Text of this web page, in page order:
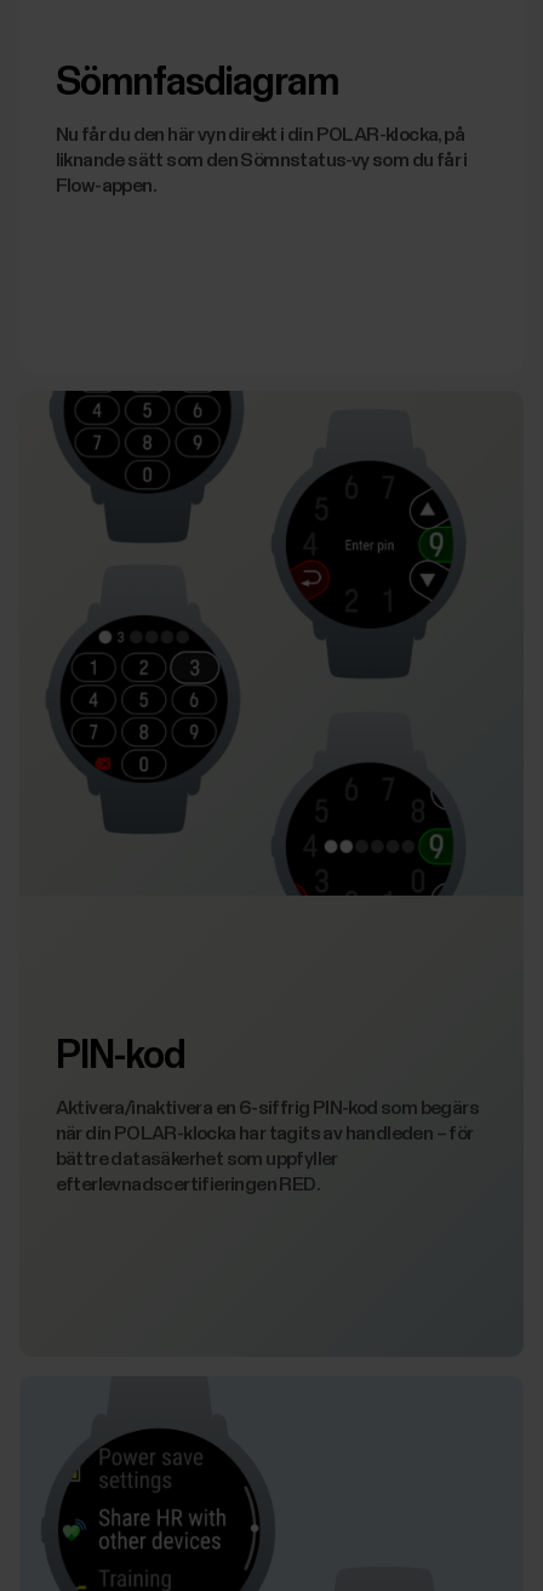
Sömnfasdiagram
Nu får du den här vyn direkt i din POLAR-klocka, på
liknande sätt som den Sömnstatus-vy som du får i
Flow-appen.
PIN-kod
Aktivera/inaktivera en 6-siffrig PIN-kod som begärs
när din POLAR-klocka har tagits av handleden – för
bättre datasäkerhet som uppfyller
efterlevnadscertifieringen RED.